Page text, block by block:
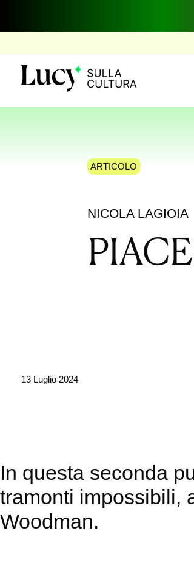
ARTICOLO
NICOLA LAGIOIA
13 Luglio 2024
In questa seconda
tramonti impossibili,
Woodman.